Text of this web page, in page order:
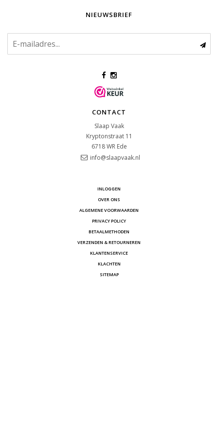
NIEUWSBRIEF
CONTACT
Slaap Vaak
Kryptonstraat 11
6718 WR Ede
info@slaapvaak.nl
INLOGGEN
OVER ONS
ALGEMENE VOORWAARDEN
PRIVACY POLICY
BETAALMETHODEN
VERZENDEN & RETOURNEREN
KLANTENSERVICE
KLACHTEN
SITEMAP